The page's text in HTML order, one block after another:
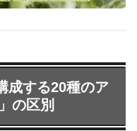
成する20種のア
の区別